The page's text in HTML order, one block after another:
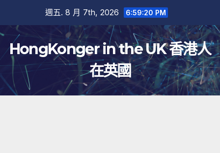
內
容
週五. 8 月 7th, 2026 6:59:20 PM
HongKonger in the UK 香港人
在英國